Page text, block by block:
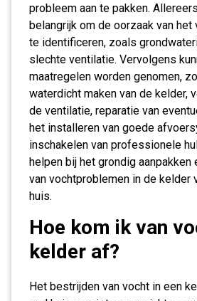
probleem aan te pakken.
belangrijk om de oorzaak van
te identificeren, zoals
slechte ventilatie. Vervolgens
maatregelen worden genomen,
waterdicht maken van de kelder,
de ventilatie, reparatie van
het installeren van goede
inschakelen van professionele
helpen bij het grondig aanpakken
van vochtproblemen in de kelder
huis.
Hoe kom ik van
kelder af?
Het bestrijden van vocht in een